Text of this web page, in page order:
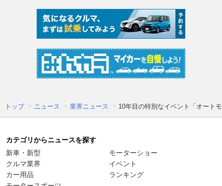
トップ ニュース 業界ニュース 10年目の特別なイベント「オート
カテゴリからニュースを探す
新車・新型
クルマ業界
カー用品
モーターショー
イベント
ランキング